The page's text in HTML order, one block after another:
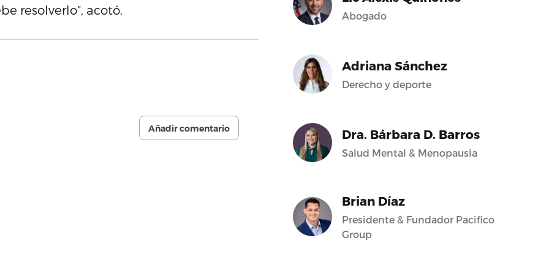
resolverlo”, acotó.
Añadir comentario
Abogado
Adriana Sánchez
Derecho y deporte
Dra. Bárbara D. Barros
Salud Mental & Menopausia
Brian Díaz
Presidente & Fundador Pacifico
Group